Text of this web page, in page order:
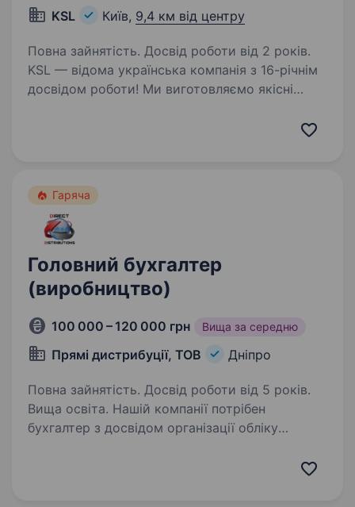
KSL Київ, 9,4 км від центру
Повна зайнятість. Досвід роботи від 2 років.
KSL — відома українська компанія з 16-річнім
досвідом роботи! Ми виготовляємо якісні
та складності та надаємо послуги комплексної
Гаряча
Головний бухгалтер
(виробництво)
100 000 – 120 000 грн Вища за середню
Прямі дистрибуції, ТОВ Дніпро
Повна зайнятість. Досвід роботи від 5 років.
Вища освіта. Нашій компанії потрібен
бухгалтер з досвідом організації обліку
в гуртовій торгівлі буде перевагою. Вимоги: